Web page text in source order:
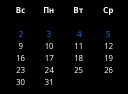
Вс Пн Вт Ср
2
3 4 5
9
10 11 12
16
17 18 19
23
24 25 26
30
31